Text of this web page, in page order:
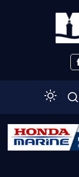
Početna